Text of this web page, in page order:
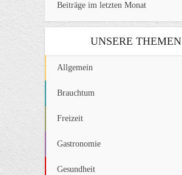
Beiträge im letzten Monat
UNSERE THEMEN
Allgemein
Brauchtum
Freizeit
Gastronomie
Gesundheit